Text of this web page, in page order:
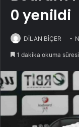
0 yenildi
DİLAN BİÇER
1 dakika okuma süresi